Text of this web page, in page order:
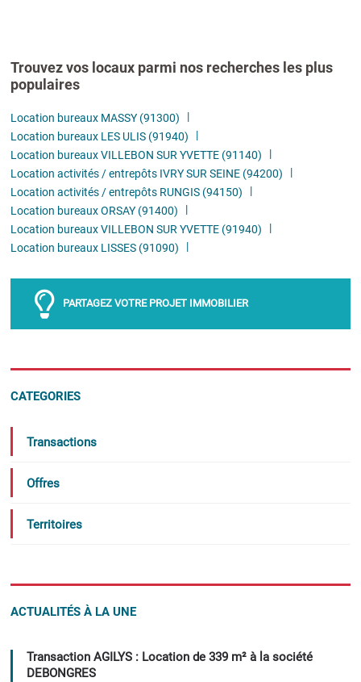
Trouvez vos locaux parmi nos recherches les plus
populaires
Location bureaux MASSY (91300)
Location bureaux LES ULIS (91940)
Location bureaux VILLEBON SUR YVETTE (91140)
Location activités / entrepôts IVRY SUR SEINE (94200)
Location activités / entrepôts RUNGIS (94150)
Location bureaux ORSAY (91400)
Location bureaux VILLEBON SUR YVETTE (91940)
Location bureaux LISSES (91090)
PARTAGEZ VOTRE PROJET IMMOBILIER
CATEGORIES
Transactions
Offres
Territoires
ACTUALITÉS À LA UNE
Transaction AGILYS : Location de 339 m² à la société
DEBONGRES